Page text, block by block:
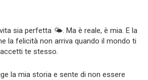
sia perfetta 🌤️. Ma è reale, è mia. E la
la felicità non arriva quando il mondo ti
te stesso.
la mia storia e sente di non essere